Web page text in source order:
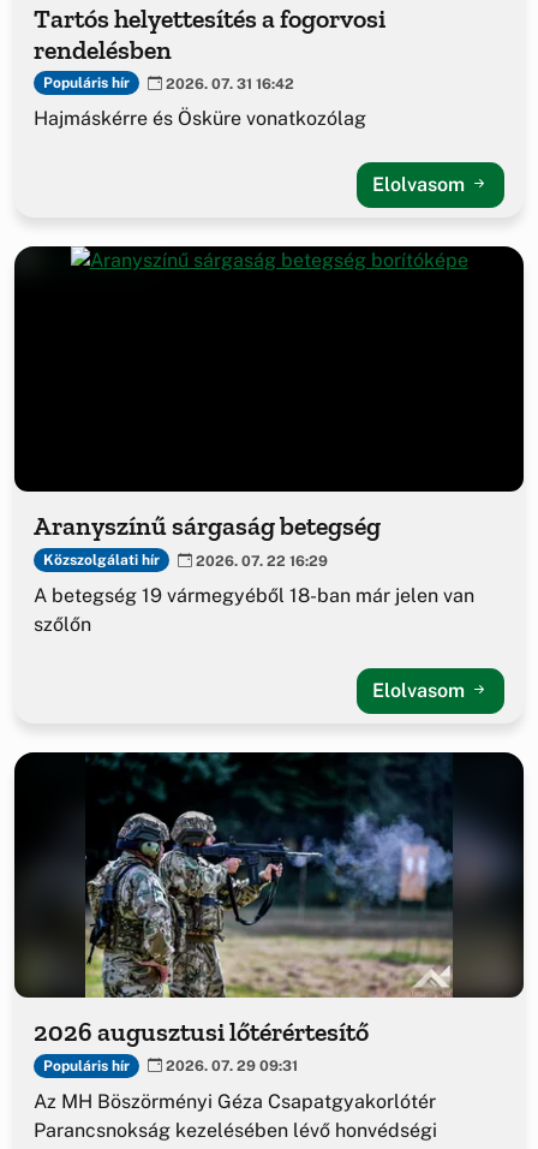
Tartós helyettesítés a fogorvosi
rendelésben
Populáris hír 2026. 07. 31 16:42
Hajmáskérre és Ösküre vonatkozólag
Elolvasom
Aranyszínű sárgaság betegség
Közszolgálati hír 2026. 07. 22 16:29
A betegség 19 vármegyéből 18-ban már jelen van
szőlőn
Elolvasom
2026 augusztusi lőtérértesítő
Populáris hír 2026. 07. 29 09:31
Az MH Böszörményi Géza Csapatgyakorlótér
Parancsnokság kezelésében lévő honvédségi